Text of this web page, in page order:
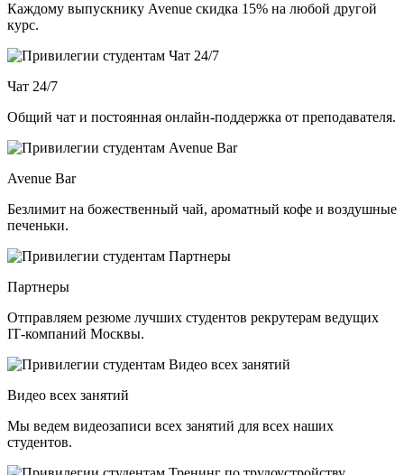
Каждому выпускнику Avenue скидка 15% на любой другой
курс.
Чат 24/7
Общий чат и постоянная онлайн-поддержка от преподавателя.
Avenue Bar
Безлимит на божественный чай, ароматный кофе и воздушные
печеньки.
Партнеры
Отправляем резюме лучших студентов рекрутерам ведущих
ІТ-компаний Москвы.
Видео всех занятий
Мы ведем видеозаписи всех занятий для всех наших
студентов.